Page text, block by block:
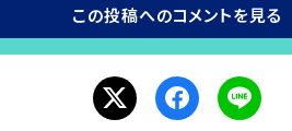
この投稿へのコメントを見る